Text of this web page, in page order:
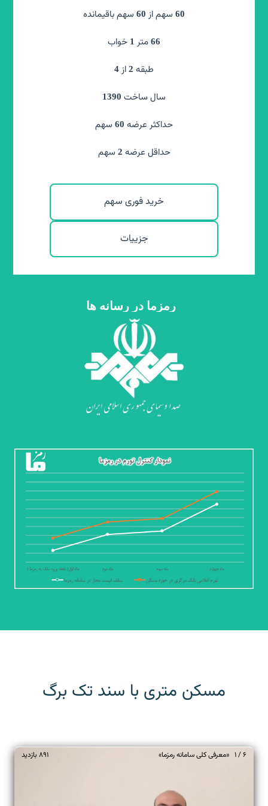
60 سهم از 60 سهم باقیمانده
66 متر 1 خواب
طبقه 2 از 4
سال ساخت 1390
حداکثر عرضه 60 سهم
حداقل عرضه 2 سهم
خرید فوری سهم
جزییات
36سهم از60سهم باقیمانده
45متر
طبقههمکف
سال ساخت1395
حداکثر عرضهنامحدود
حداقل عرضه 1سهم
خرید فوری سهم
جزییات
رمزما در رسانه ها
مسکن متری با سند تک برگ
6 / 1 «معرفی کلی سامانه رمزما» 891 بازدید